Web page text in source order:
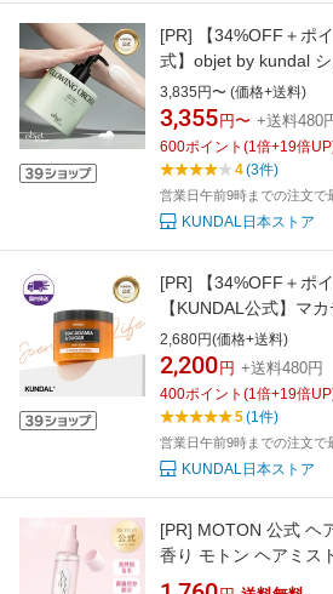
[PR]
【34%OFF＋ポ
式】objet by kundal
ローション 470ml ク
KUNDAL SILKY
3,835円〜 (価格+送料)
3,355 円〜 +送料480
600ポイント (1倍+19倍
4(3件)
営業日午前9時までの注文で
KUNDAL日本ストア
[PR]
【34%OFF＋ポ
【KUNDAL公式】マ
スクラブ 550g クンダ
2,680円(価格+送料)
2,200 円 +送料480円
400ポイント (1倍+19倍
5(1件)
営業日午前9時までの注文で
KUNDAL日本ストア
[PR] MOTON 公式 ヘ
香り モトン ヘアミス
ロン フレグランスミ